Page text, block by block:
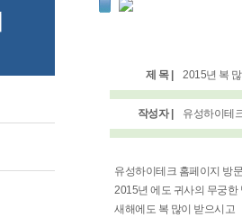
제 목 | 2015년 복
작성자 | 유성하이테
유성하이테크 홈페이지 방
2015년 에도 귀사의 무궁한
새해에도 복 많이 받으시고